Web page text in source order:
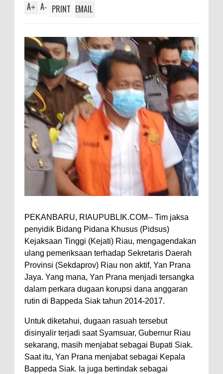
A+ A- PRINT EMAIL
PEKANBARU, RIAUPUBLIK.COM-- Tim jaksa
penyidik Bidang Pidana Khusus (Pidsus)
Kejaksaan Tinggi (Kejati) Riau, mengagendakan
ulang pemeriksaan terhadap Sekretaris Daerah
Provinsi (Sekdaprov) Riau non aktif, Yan Prana
Jaya. Yang mana, Yan Prana menjadi tersangka
dalam perkara dugaan korupsi dana anggaran
rutin di Bappeda Siak tahun 2014-2017.
Untuk diketahui, dugaan rasuah tersebut
disinyalir terjadi saat Syamsuar, Gubernur Riau
sekarang, masih menjabat sebagai Bupati Siak.
Saat itu, Yan Prana menjabat sebagai Kepala
Bappeda Siak. Ia juga bertindak sebagai